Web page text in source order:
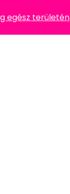
egész területén